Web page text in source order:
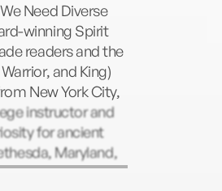
Need Diverse
winning Spirit
readers and the
and King)
New York City,
instructor and
for ancient
Maryland,
and has yet